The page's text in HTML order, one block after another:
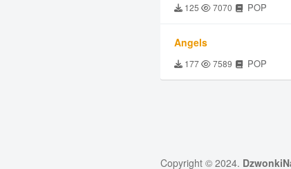
125 7070 POP
Angels
177 7589 POP
Copyright © 2024.